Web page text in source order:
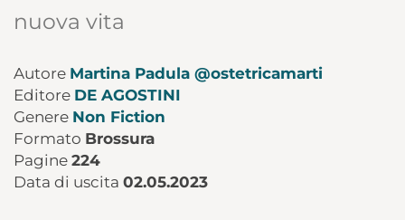
nuova vita
Autore Martina Padula @ostetricamarti
Editore DE AGOSTINI
Genere Non Fiction
Formato Brossura
Pagine 224
Data di uscita 02.05.2023